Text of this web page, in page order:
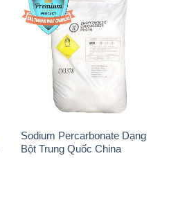
Sodium Percarbonate Dạng
Bột Trung Quốc China